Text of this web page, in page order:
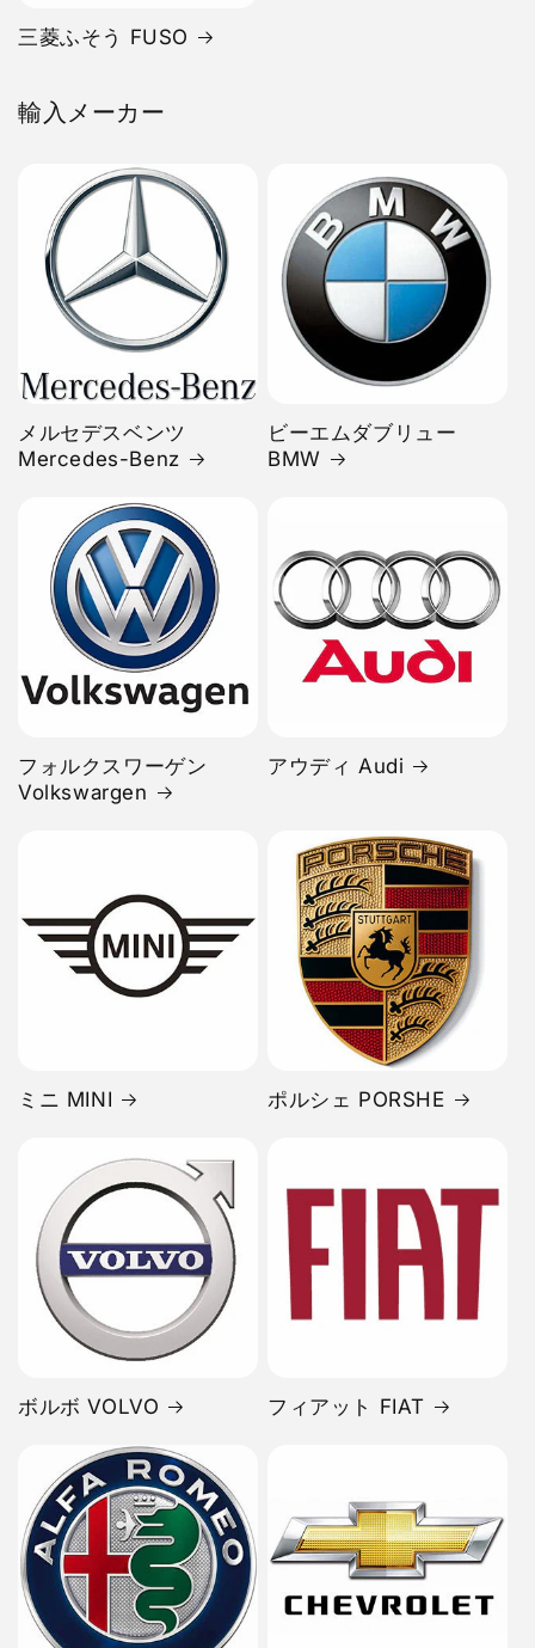
三菱ふそう FUSO
輸入メーカー
メルセデスベンツ
Mercedes-Benz
ビーエムダブリュー
BMW
フォルクスワーゲン
Volkswargen
アウディ Audi
ミニ MINI ポルシェ PORSHE
ボルボ VOLVO フィアット FIAT